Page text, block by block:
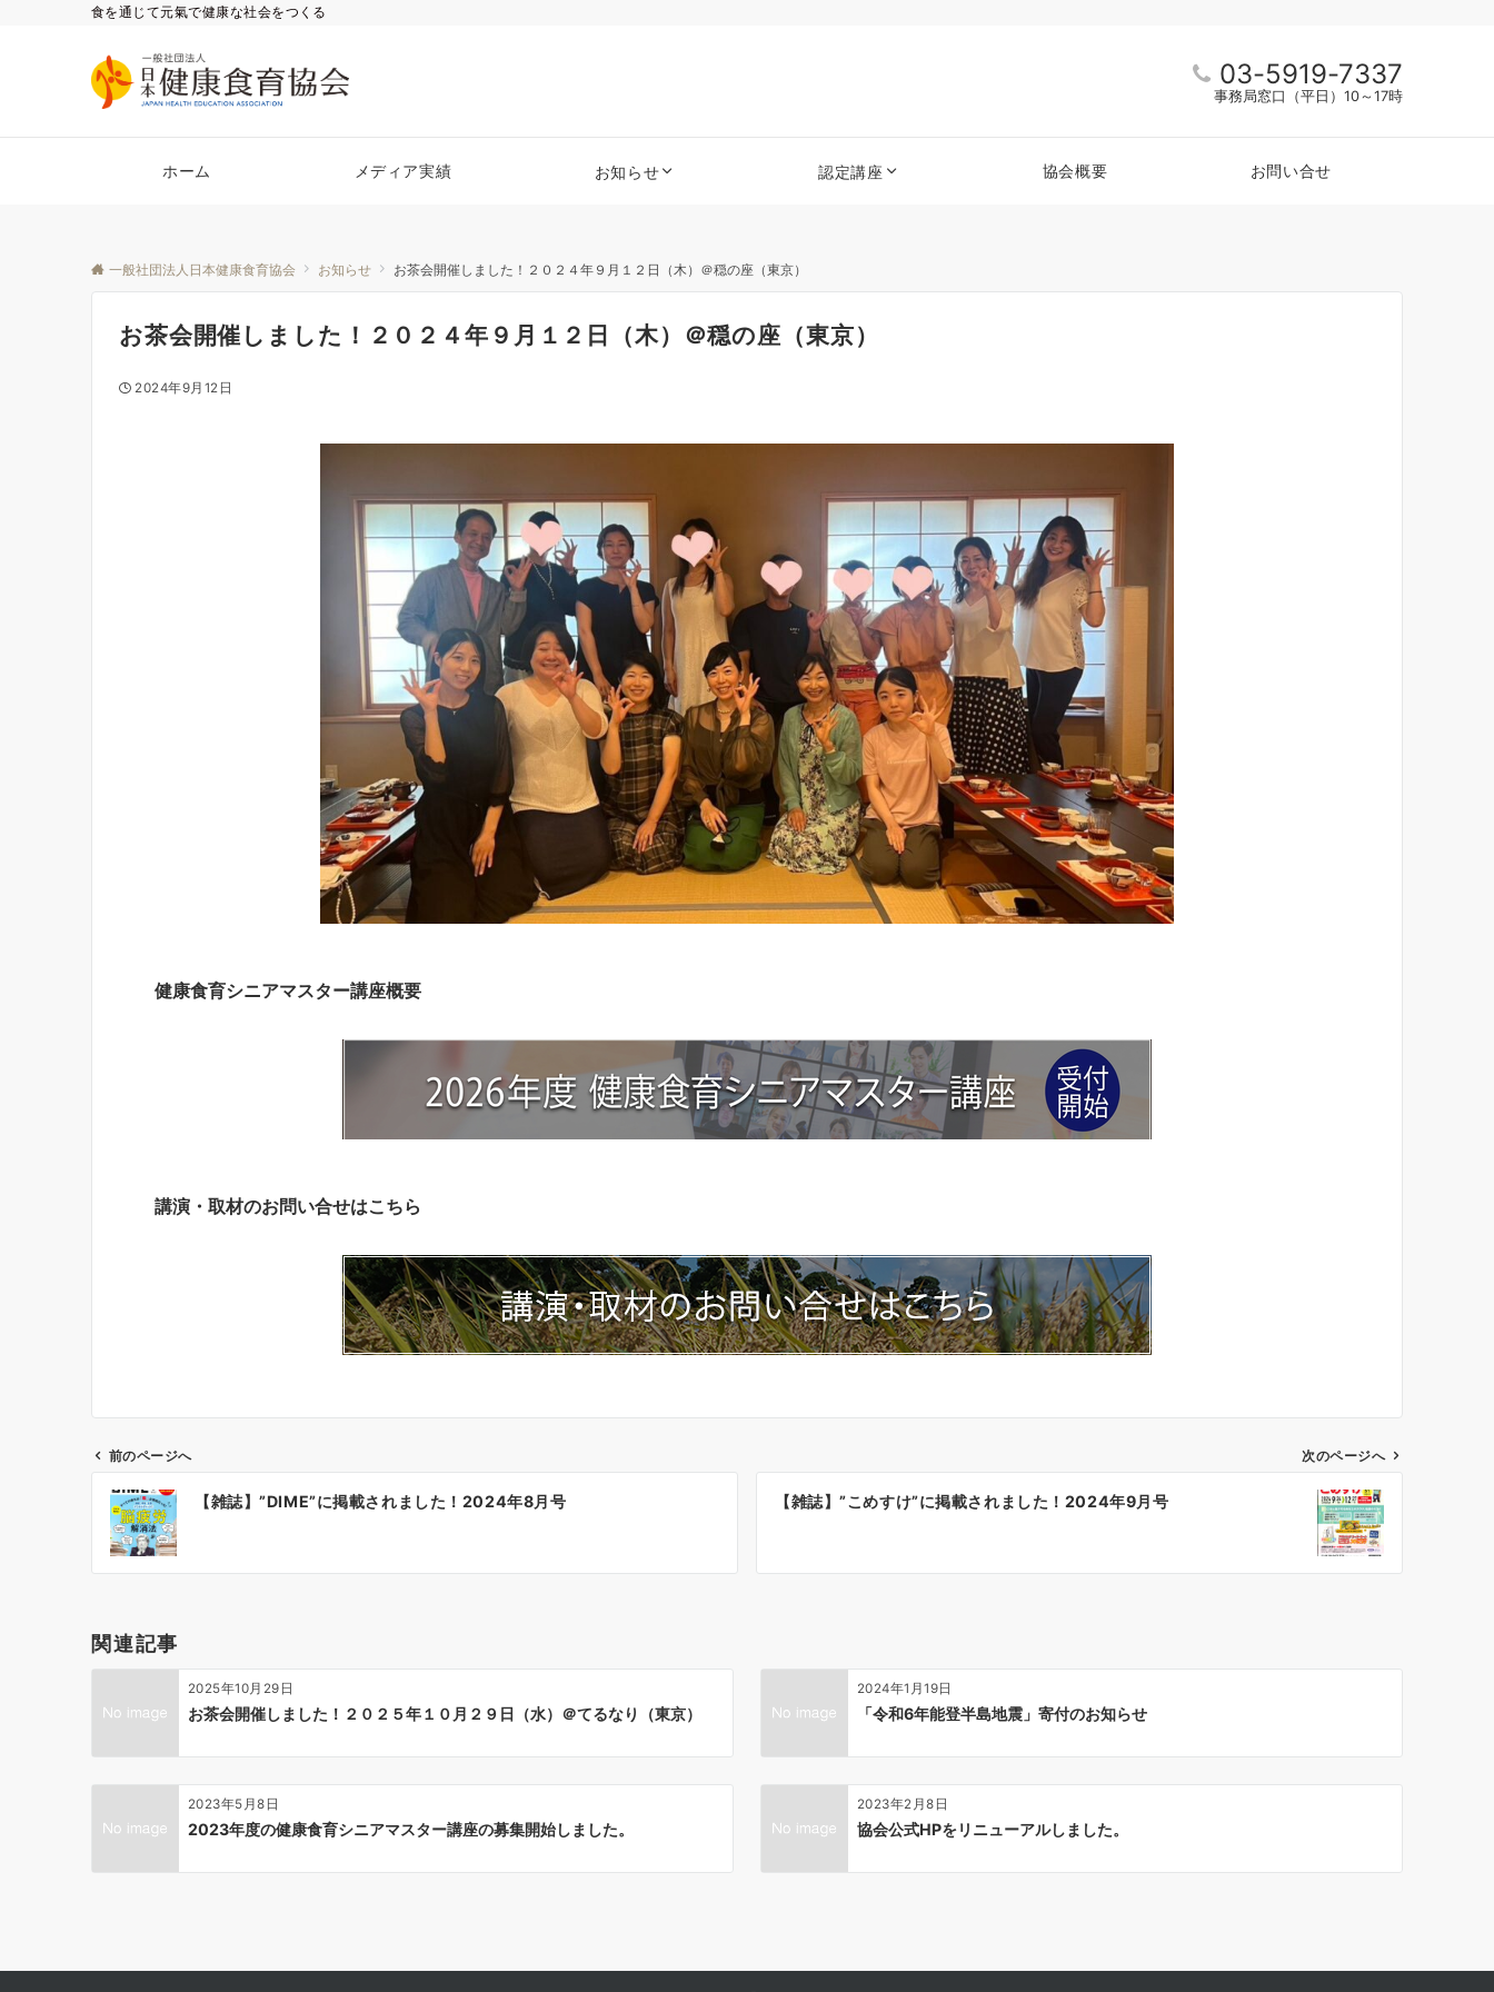
食を通じて元氣で健康な社会をつくる
03-5919-7337
事務局窓口（平日）10～17時
ホーム メディア実績 お知らせ 認定講座 協会概要 お問い合せ
一般社団法人日本健康食育協会 お知らせ お茶会開催しました！２０２４年９月１２日（木）＠穏の座（東京）
お茶会開催しました！２０２４年９月１２日（木）＠穏の座（東京）
2024年9月12日
健康食育シニアマスター講座概要
講演・取材のお問い合せはこちら
シ
ン
前のページへ
【雑誌】”DIME”に掲載されました！2024年8月号
次のページへ
【雑誌】”こめすけ”に掲載されました！2024年9月号
関連記事
2025年10月29日
お茶会開催しました！２０２５年１０月２９日（水）＠てるなり（東京）
2024年1月19日
「令和6年能登半島地震」寄付のお知らせ
2023年5月8日
2023年度の健康食育シニアマスター講座の募集開始しました。
2023年2月8日
協会公式HPをリニューアルしました。